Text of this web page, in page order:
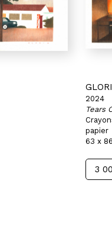
2024
Tears
papier
63 x
3